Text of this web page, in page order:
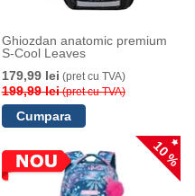
Ghiozdan anatomic premium
S-Cool Leaves
179,99 lei (pret cu TVA)
199,99 lei(pret cu TVA)
10 %